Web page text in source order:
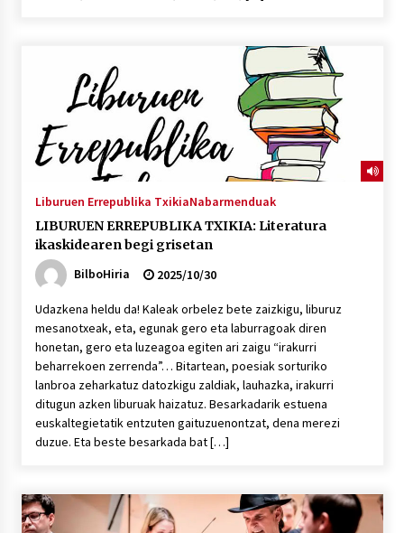
MUSIBLA #297: Bide, Boards Of Canada, Somak,
Tiga, Twisted Teens, Underscores, Habia
2026/07/02
Liburuen Errepublika TxikiaNabarmenduak
LIBURUEN ERREPUBLIKA TXIKIA: Literatura
ikaskidearen begi grisetan
BilboHiria
2025/10/30
Udazkena heldu da! Kaleak orbelez bete zaizkigu, liburuz
mesanotxeak, eta, egunak gero eta laburragoak diren
honetan, gero eta luzeagoa egiten ari zaigu “irakurri
beharrekoen zerrenda”… Bitartean, poesiak sorturiko
lanbroa zeharkatuz datozkigu zaldiak, lauhazka, irakurri
ditugun azken liburuak haizatuz. Besarkadarik estuena
euskaltegietatik entzuten gaituzuenontzat, dena merezi
duzue. Eta beste besarkada bat […]